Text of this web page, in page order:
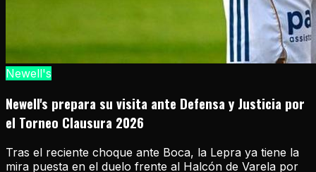
Newell's
Newell's prepara su visita ante Defensa y Justicia por
el Torneo Clausura 2026
Tras el reciente choque ante Boca, la Lepra ya tiene la
mira puesta en el duelo frente al Halcón de Varela por